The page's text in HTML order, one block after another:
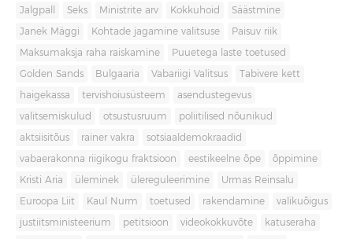
Jalgpall Seks Ministrite arv Kokkuhoid Säästmine
Janek Mäggi Kohtade jagamine valitsuse Paisuv riik
Maksumaksja raha raiskamine Puuetega laste toetused
Golden Sands Bulgaaria Vabariigi Valitsus Tabivere kett
haigekassa tervishoiusüsteem asendustegevus
valitsemiskulud otsustusruum poliitilised nõunikud
aktsiisitõus rainer vakra sotsiaaldemokraadid
vabaerakonna riigikogu fraktsioon eestikeelne õpe õppimine
Kristi Aria üleminek ülereguleerimine Urmas Reinsalu
Euroopa Liit Kaul Nurm toetused rakendamine valikuõigus
justiitsministeerium petitsioon videokokkuvõte katuseraha